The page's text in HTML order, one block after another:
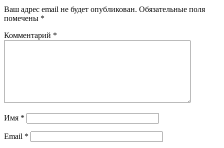
Ваш адрес email не будет опубликован. Обязательные поля
помечены *
Комментарий *
Имя *
Email *